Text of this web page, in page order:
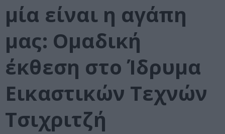
μία είναι η αγάπη
μας: Ομαδική
έκθεση στο Ίδρυμα
Εικαστικών Τεχνών
Τσιχριτζή